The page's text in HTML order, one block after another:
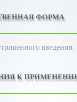
ФОРМА
введения.
К